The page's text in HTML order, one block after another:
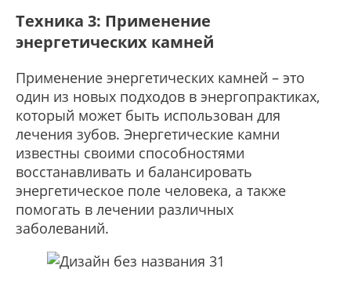
Техника 3: Применение
энергетических камней
Применение энергетических камней – это
один из новых подходов в энергопрактиках,
который может быть использован для
лечения зубов. Энергетические камни
известны своими способностями
восстанавливать и балансировать
энергетическое поле человека, а также
помогать в лечении различных
заболеваний.